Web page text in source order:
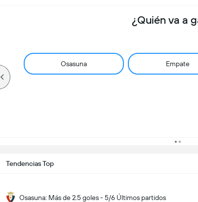
¿Quién va a
Osasuna Empate
Tendencias Top
Osasuna: Más de 2.5 goles - 5/6 Últimos partidos